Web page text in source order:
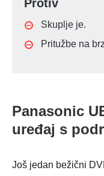
Protiv
Skuplje je.
Pritužbe na
Panasonic
uređaj s
Još jedan bežični